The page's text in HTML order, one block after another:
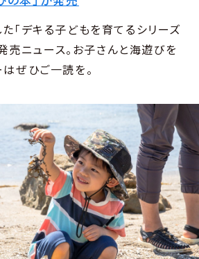
「デキる子どもを育てるシリーズ
ニュース。お子さんと海遊びを
ぜひご一読を。